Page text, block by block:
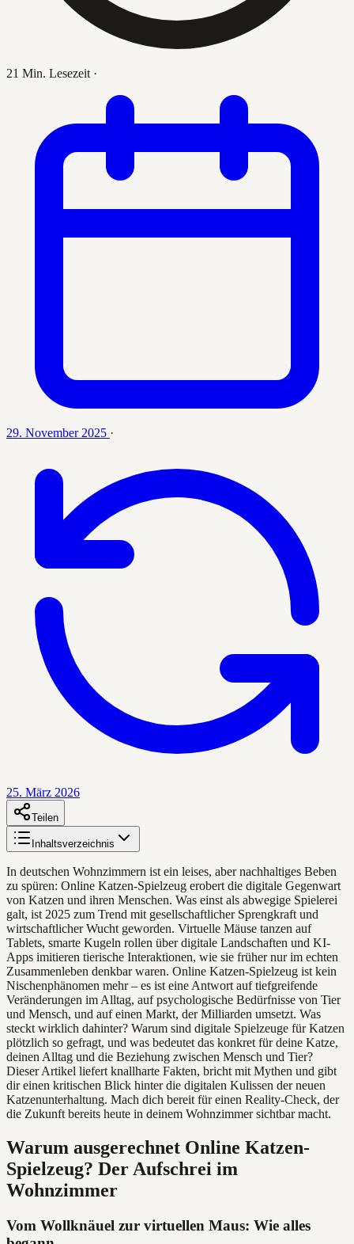
21 Min. Lesezeit ·
29. November 2025 ·
25. März 2026
Teilen
Inhaltsverzeichnis
In deutschen Wohnzimmern ist ein leises, aber nachhaltiges Beben
zu spüren: Online Katzen-Spielzeug erobert die digitale Gegenwart
von Katzen und ihren Menschen. Was einst als abwegige Spielerei
galt, ist 2025 zum Trend mit gesellschaftlicher Sprengkraft und
wirtschaftlicher Wucht geworden. Virtuelle Mäuse tanzen auf
Tablets, smarte Kugeln rollen über digitale Landschaften und KI-
Apps imitieren tierische Interaktionen, wie sie früher nur im echten
Zusammenleben denkbar waren. Online Katzen-Spielzeug ist kein
Nischenphänomen mehr – es ist eine Antwort auf tiefgreifende
Veränderungen im Alltag, auf psychologische Bedürfnisse von Tier
und Mensch, und auf einen Markt, der Milliarden umsetzt. Was
steckt wirklich dahinter? Warum sind digitale Spielzeuge für Katzen
plötzlich so gefragt, und was bedeutet das konkret für deine Katze,
deinen Alltag und die Beziehung zwischen Mensch und Tier?
Dieser Artikel liefert knallharte Fakten, bricht mit Mythen und gibt
dir einen kritischen Blick hinter die digitalen Kulissen der neuen
Katzenunterhaltung. Mach dich bereit für einen Reality-Check, der
die Zukunft bereits heute in deinem Wohnzimmer sichtbar macht.
Warum ausgerechnet Online Katzen-
Spielzeug? Der Aufschrei im
Wohnzimmer
Vom Wollknäuel zur virtuellen Maus: Wie alles